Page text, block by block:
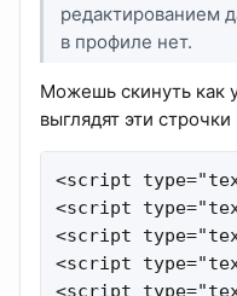
редактированием
в профиле нет.
Можешь скинуть как
выглядят эти строчки
<script
<script
<script
<script
<script